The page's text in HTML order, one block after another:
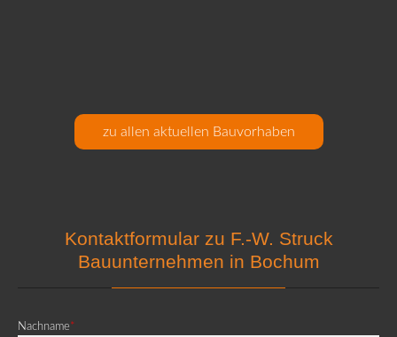
zu allen aktuellen Bauvorhaben
Kontaktformular zu F.-W. Struck
Bauunternehmen in Bochum
Pflichtfeld
Nachname*